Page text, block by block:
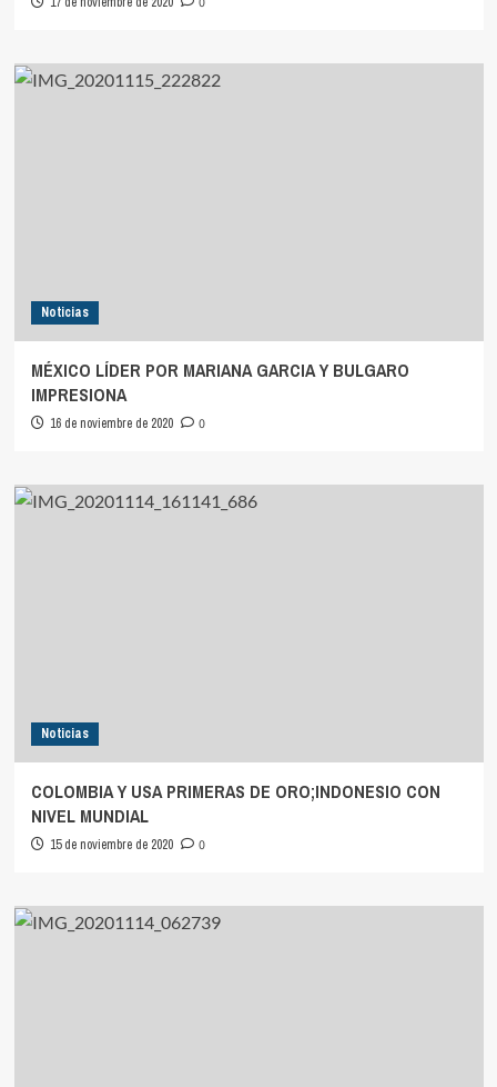
Noticias
MÉXICO LÍDER POR MARIANA GARCIA Y BULGARO
IMPRESIONA
16 de noviembre de 2020 0
Noticias
COLOMBIA Y USA PRIMERAS DE ORO;INDONESIO CON
NIVEL MUNDIAL
15 de noviembre de 2020 0